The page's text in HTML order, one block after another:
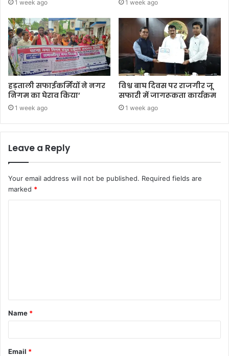
1 week ago 1 week ago
हड़ताली सफाईकर्मियों ने नगर
निगम का घेराव किया’
1 week ago
विश्व बाघ दिवस पर राजगीर जू
सफारी में जागरूकता कार्यक्रम
1 week ago
Leave a Reply
Your email address will not be published. Required fields are
marked *
Name *
Email *